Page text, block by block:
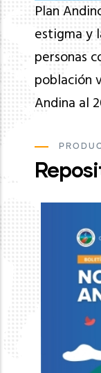
Plan
estigma y
personas
población
Andina al